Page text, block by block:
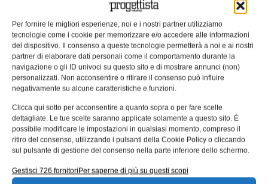
Per fornire le migliori esperienze, noi e i nostri partner utilizziamo
tecnologie come i cookie per memorizzare e/o accedere alle informazioni
del dispositivo. Il consenso a queste tecnologie permetterà a noi e ai nostri
partner di elaborare dati personali come il comportamento durante la
navigazione o gli ID univoci su questo sito e di mostrare annunci (non)
personalizzati. Non acconsentire o ritirare il consenso può influire
negativamente su alcune caratteristiche e funzioni.
Clicca qui sotto per acconsentire a quanto sopra o per fare scelte
dettagliate. Le tue scelte saranno applicate solamente a questo sito. È
possibile modificare le impostazioni in qualsiasi momento, compreso il
ritiro del consenso, utilizzando i pulsanti della Cookie Policy o cliccando
sul pulsante di gestione del consenso nella parte inferiore dello schermo.
Gestisci 726 fornitoriPer saperne di più su questi scopi
Webinar gratuito sulla
progettazione con simulazione